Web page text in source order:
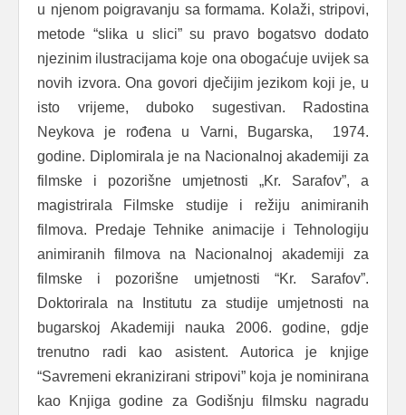
u njenom poigravanju sa formama. Kolaži, stripovi,
metode “slika u slici” su pravo bogatsvo dodato
njezinim ilustracijama koje ona obogaćuje uvijek sa
novih izvora. Ona govori dječijim jezikom koji je, u
isto vrijeme, duboko sugestivan. Radostina
Neykova je rođena u Varni, Bugarska, 1974.
godine. Diplomirala je na Nacionalnoj akademiji za
filmske i pozorišne umjetnosti „Kr. Sarafov”, a
magistrirala Filmske studije i režiju animiranih
filmova. Predaje Tehnike animacije i Tehnologiju
animiranih filmova na Nacionalnoj akademiji za
filmske i pozorišne umjetnosti “Kr. Sarafov”.
Doktorirala na Institutu za studije umjetnosti na
bugarskoj Akademiji nauka 2006. godine, gdje
trenutno radi kao asistent. Autorica je knjige
“Savremeni ekranizirani stripovi” koja je nominirana
kao Knjiga godine za Godišnju filmsku nagradu